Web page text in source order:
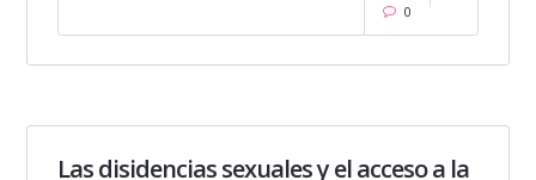
0
Las disidencias sexuales y el acceso a la